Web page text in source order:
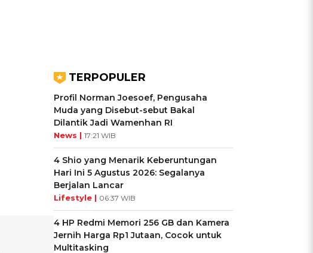
TERPOPULER
Profil Norman Joesoef, Pengusaha
Muda yang Disebut-sebut Bakal
Dilantik Jadi Wamenhan RI
News | 17:21 WIB
4 Shio yang Menarik Keberuntungan
Hari Ini 5 Agustus 2026: Segalanya
Berjalan Lancar
Lifestyle | 06:37 WIB
4 HP Redmi Memori 256 GB dan Kamera
Jernih Harga Rp1 Jutaan, Cocok untuk
Multitasking